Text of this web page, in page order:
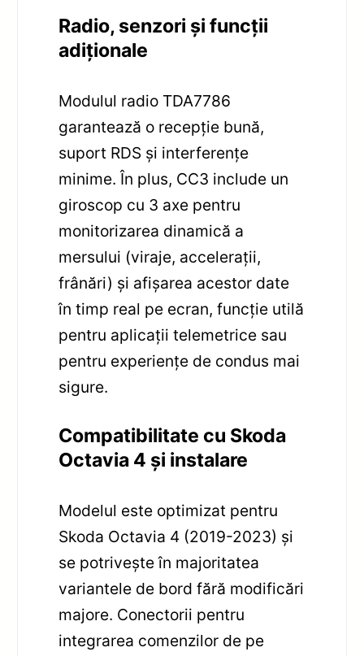
Radio, senzori și funcții
adiționale
Modulul radio TDA7786
garantează o recepție bună,
suport RDS și interferențe
minime. În plus, CC3 include un
giroscop cu 3 axe pentru
monitorizarea dinamică a
mersului (viraje, accelerații,
frânări) și afișarea acestor date
în timp real pe ecran, funcție utilă
pentru aplicații telemetrice sau
pentru experiențe de condus mai
sigure.
Compatibilitate cu Skoda
Octavia 4 și instalare
Modelul este optimizat pentru
Skoda Octavia 4 (2019-2023) și
se potrivește în majoritatea
variantele de bord fără modificări
majore. Conectorii pentru
integrarea comenzilor de pe